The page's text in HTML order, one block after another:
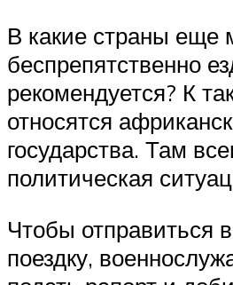
В какие страны еще
беспрепятственно
рекомендуется? К
относятся
государства. Там
политическая
Чтобы отправиться
поездку,